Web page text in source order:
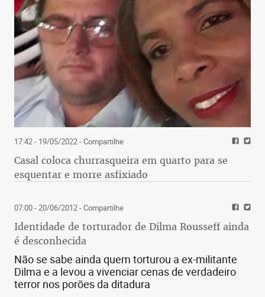
17:42 - 19/05/2022- Compartilhe
Casal coloca churrasqueira em quarto para se
esquentar e morre asfixiado
07:00 - 20/06/2012- Compartilhe
Identidade de torturador de Dilma Rousseff ainda
é desconhecida
Não se sabe ainda quem torturou a ex-militante
Dilma e a levou a vivenciar cenas de verdadeiro
terror nos porões da ditadura